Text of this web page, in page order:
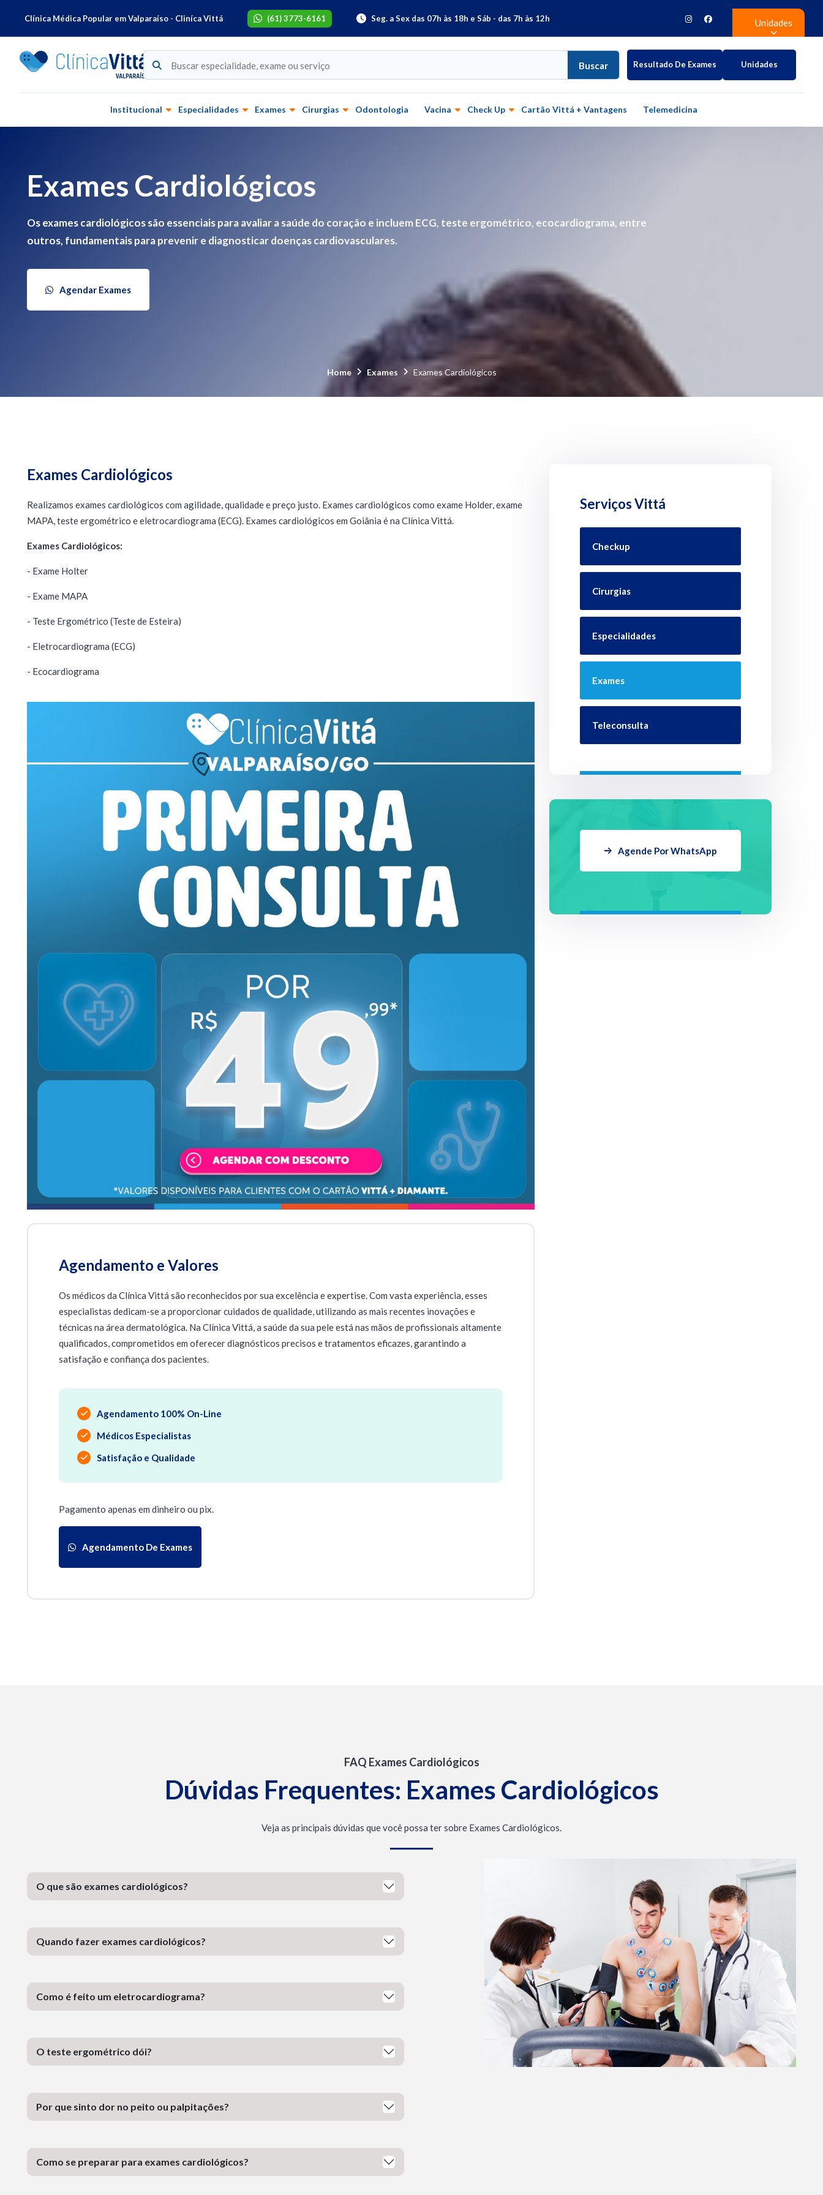
Clínica Médica Popular em Valparaíso - Cliníca Vittá (61) 3773-6161 Seg. a Sex das 07h às 18h e Sáb - das 7h às 12h Unidades
Buscar Resultado De Exames Unidades
Institucional Especialidades Exames Cirurgias Odontologia Vacina Check Up Cartão Vittá + Vantagens Telemedicina
Exames Cardiológicos
Os exames cardiológicos são essenciais para avaliar a saúde do coração e incluem ECG, teste ergométrico, ecocardiograma, entre
outros, fundamentais para prevenir e diagnosticar doenças cardiovasculares.
Agendar Exames
Home Exames Exames Cardiológicos
Exames Cardiológicos
Realizamos exames cardiológicos com agilidade, qualidade e preço justo. Exames cardiológicos como exame Holder, exame
MAPA, teste ergométrico e eletrocardiograma (ECG). Exames cardiológicos em Goiânia é na Clínica Vittá.
Exames Cardiológicos:
- Exame Holter
- Exame MAPA
- Teste Ergométrico (Teste de Esteira)
- Eletrocardiograma (ECG)
- Ecocardiograma
Agendamento e Valores
Os médicos da Clínica Vittá são reconhecidos por sua excelência e expertise. Com vasta experiência, esses
especialistas dedicam-se a proporcionar cuidados de qualidade, utilizando as mais recentes inovações e
técnicas na área dermatológica. Na Clínica Vittá, a saúde da sua pele está nas mãos de profissionais altamente
qualificados, comprometidos em oferecer diagnósticos precisos e tratamentos eficazes, garantindo a
satisfação e confiança dos pacientes.
Agendamento 100% On-Line
Médicos Especialistas
Satisfação e Qualidade
Pagamento apenas em dinheiro ou pix.
Agendamento De Exames
Serviços Vittá
Checkup
Cirurgias
Especialidades
Exames
Teleconsulta
Agende Por WhatsApp
FAQ Exames Cardiológicos
Dúvidas Frequentes: Exames Cardiológicos
Veja as principais dúvidas que você possa ter sobre Exames Cardiológicos.
O que são exames cardiológicos?
Quando fazer exames cardiológicos?
Como é feito um eletrocardiograma?
O teste ergométrico dói?
Por que sinto dor no peito ou palpitações?
Como se preparar para exames cardiológicos?